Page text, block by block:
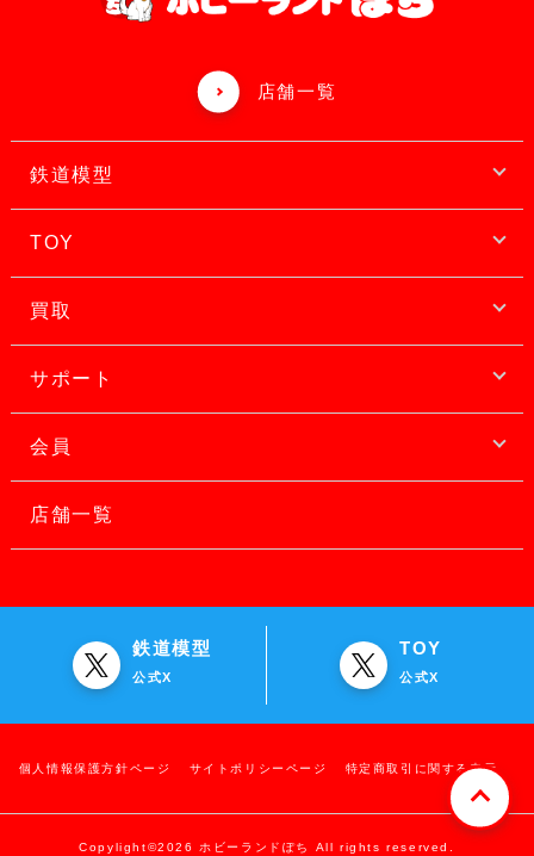
店舗一覧
鉄道模型
TOY
買取
サポート
会員
店舗一覧
鉄道模型
公式X
TOY
公式X
個人情報保護方針ページ サイトポリシーページ 特定商取引に関する表示
Copylight©2026 ホビーランドぽち All rights reserved.